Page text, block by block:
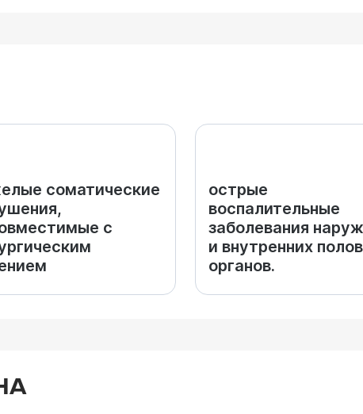
соматические
с
острые
воспалительные
заболевания
и внутренних
органов.